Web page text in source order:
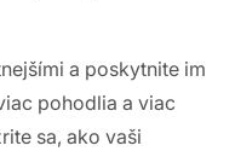
a poskytnite im
pohodlia a viac
sa, ako vaši